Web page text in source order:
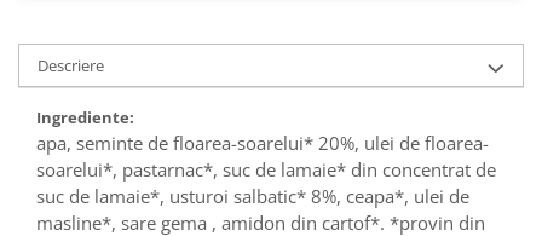
Descriere
Ingrediente:
apa, seminte de floarea-soarelui* 20%, ulei de floarea-
soarelui*, pastarnac*, suc de lamaie* din concentrat de
suc de lamaie*, usturoi salbatic* 8%, ceapa*, ulei de
masline*, sare gema , amidon din cartof*. *provin din